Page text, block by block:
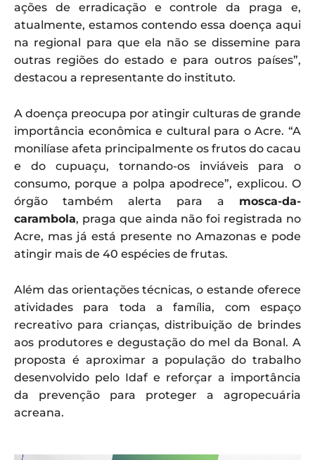
ações de erradicação e controle da praga e,
atualmente, estamos contendo essa doença aqui
na regional para que ela não se dissemine para
outras regiões do estado e para outros países”,
destacou a representante do instituto.
A doença preocupa por atingir culturas de grande
importância econômica e cultural para o Acre. “A
monilíase afeta principalmente os frutos do cacau
e do cupuaçu, tornando-os inviáveis para o
consumo, porque a polpa apodrece”, explicou. O
órgão também alerta para a mosca-da-
carambola, praga que ainda não foi registrada no
Acre, mas já está presente no Amazonas e pode
atingir mais de 40 espécies de frutas.
Além das orientações técnicas, o estande oferece
atividades para toda a família, com espaço
recreativo para crianças, distribuição de brindes
aos produtores e degustação do mel da Bonal. A
proposta é aproximar a população do trabalho
desenvolvido pelo Idaf e reforçar a importância
da prevenção para proteger a agropecuária
acreana.